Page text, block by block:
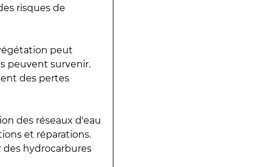
risques de
peut
peuvent survenir.
des pertes
des réseaux d'eau
et réparations.
hydrocarbures